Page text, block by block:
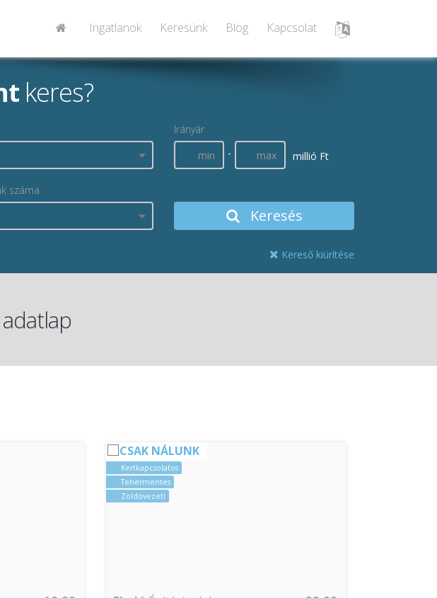
Ingatlanok Keresünk Blog Kapcsolat
keres?
Irányár
-
millió Ft
száma
Keresés
Kereső kiürítése
CSAK NÁLUNK
Kertkapcsolatos
Tehermentes
Zöldövezeti